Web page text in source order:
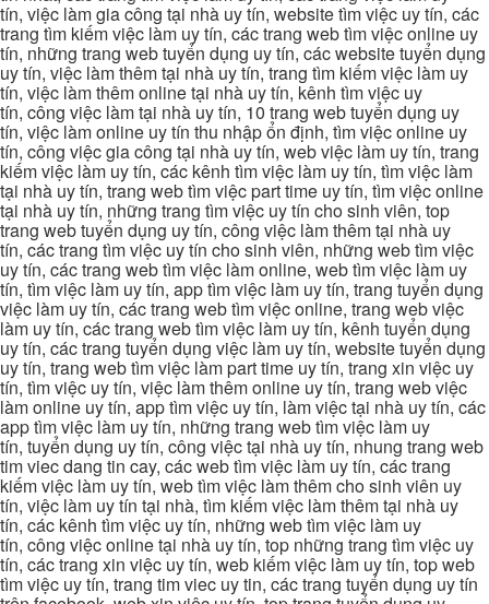
tín, việc làm gia công tại nhà uy tín, website tìm việc uy tín, các
trang tìm kiếm việc làm uy tín, các trang web tìm việc online uy
tín, những trang web tuyển dụng uy tín, các website tuyển dụng
uy tín, việc làm thêm tại nhà uy tín, trang tìm kiếm việc làm uy
tín, việc làm thêm online tại nhà uy tín, kênh tìm việc uy
tín, công việc làm tại nhà uy tín, 10 trang web tuyển dụng uy
tín, việc làm online uy tín thu nhập ổn định, tìm việc online uy
tín, công việc gia công tại nhà uy tín, web việc làm uy tín, trang
kiếm việc làm uy tín, các kênh tìm việc làm uy tín, tìm việc làm
tại nhà uy tín, trang web tìm việc part time uy tín, tìm việc online
tại nhà uy tín, những trang tìm việc uy tín cho sinh viên, top
trang web tuyển dụng uy tín, công việc làm thêm tại nhà uy
tín, các trang tìm việc uy tín cho sinh viên, những web tìm việc
uy tín, các trang web tìm việc làm online, web tìm việc làm uy
tín, tìm việc làm uy tín, app tìm việc làm uy tín, trang tuyển dụng
việc làm uy tín, các trang web tìm việc online, trang web việc
làm uy tín, các trang web tìm việc làm uy tín, kênh tuyển dụng
uy tín, các trang tuyển dụng việc làm uy tín, website tuyển dụng
uy tín, trang web tìm việc làm part time uy tín, trang xin việc uy
tín, tìm việc uy tín, việc làm thêm online uy tín, trang web việc
làm online uy tín, app tìm việc uy tín, làm việc tại nhà uy tín, các
app tìm việc làm uy tín, những trang web tìm việc làm uy
tín, tuyển dụng uy tín, công việc tại nhà uy tín, nhung trang web
tim viec dang tin cay, các web tìm việc làm uy tín, các trang
kiếm việc làm uy tín, web tìm việc làm thêm cho sinh viên uy
tín, việc làm uy tín tại nhà, tìm kiếm việc làm thêm tại nhà uy
tín, các kênh tìm việc uy tín, những web tìm việc làm uy
tín, công việc online tại nhà uy tín, top những trang tìm việc uy
tín, các trang xin việc uy tín, web kiếm việc làm uy tín, top web
tìm việc uy tín, trang tim viec uy tin, các trang tuyển dụng uy tín